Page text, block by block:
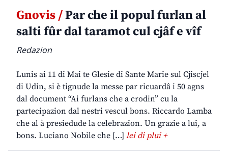
Gnovis /Par che il popul furlan al
salti fûr dal taramot cul cjâf e vîf
Redazion
Lunis ai 11 di Mai te Glesie di Sante Marie sul Cjiscjel
di Udin, si è tignude la messe par ricuardâ i 50 agns
dal document “Ai furlans che a crodin” cu la
partecipazion dal nestri vescul bons. Riccardo Lamba
che al à presiedude la celebrazion. Un grazie a lui, a
bons. Luciano Nobile che […] lei di plui +